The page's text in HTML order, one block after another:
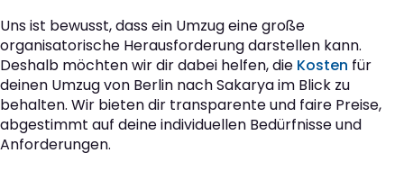
Uns ist bewusst, dass ein Umzug eine große
organisatorische Herausforderung darstellen kann.
Deshalb möchten wir dir dabei helfen, die Kosten für
deinen Umzug von Berlin nach Sakarya im Blick zu
behalten. Wir bieten dir transparente und faire Preise,
abgestimmt auf deine individuellen Bedürfnisse und
Anforderungen.